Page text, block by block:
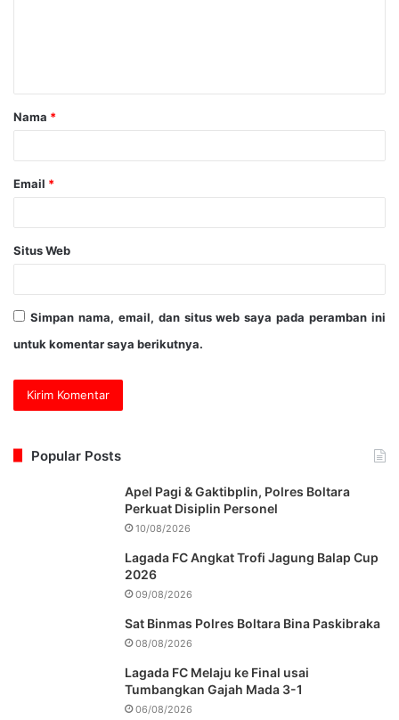
Nama *
Email *
Situs Web
Simpan nama, email, dan situs web saya pada peramban ini
untuk komentar saya berikutnya.
Popular Posts
Apel Pagi & Gaktibplin, Polres Boltara
Perkuat Disiplin Personel
10/08/2026
Lagada FC Angkat Trofi Jagung Balap Cup
2026
09/08/2026
Sat Binmas Polres Boltara Bina Paskibraka
08/08/2026
Lagada FC Melaju ke Final usai
Tumbangkan Gajah Mada 3-1
06/08/2026